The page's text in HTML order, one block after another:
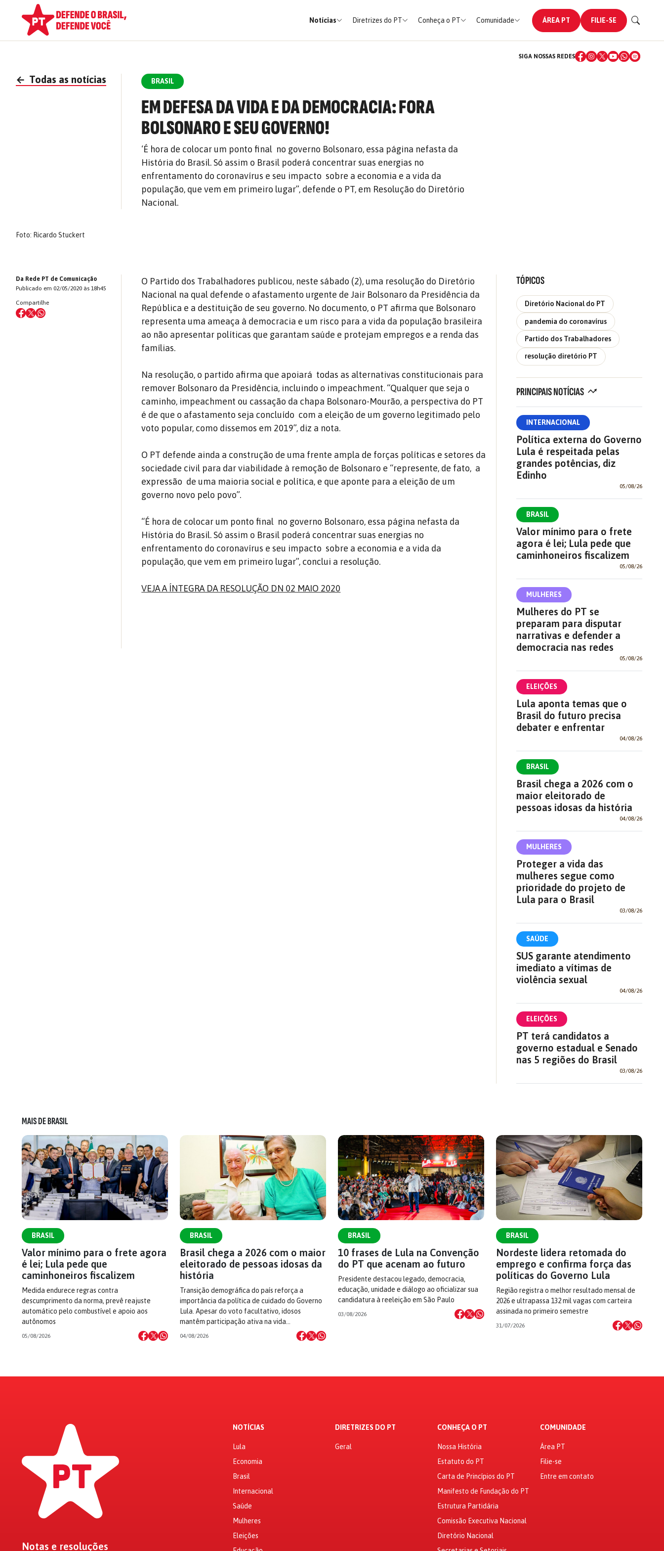
Notícias Diretrizes do PT Conheça o PT Comunidade ÁREA PT FILIE-SE
SIGA NOSSAS REDES
← Todas as notícias BRASIL
EM DEFESA DA VIDA E DA DEMOCRACIA: FORA
BOLSONARO E SEU GOVERNO!
‘É hora de colocar um ponto final no governo Bolsonaro, essa página nefasta da
História do Brasil. Só assim o Brasil poderá concentrar suas energias no
enfrentamento do coronavírus e seu impacto sobre a economia e a vida da
população, que vem em primeiro lugar”, defende o PT, em Resolução do Diretório
Nacional.
Foto: Ricardo Stuckert
Da Rede PT de Comunicação
Publicado em 02/05/2020 às 18h45
Compartilhe
O Partido dos Trabalhadores publicou, neste sábado (2), uma resolução do Diretório
Nacional na qual defende o afastamento urgente de Jair Bolsonaro da Presidência da
República e a destituição de seu governo. No documento, o PT afirma que Bolsonaro
representa uma ameaça à democracia e um risco para a vida da população brasileira
ao não apresentar políticas que garantam saúde e protejam empregos e a renda das
famílias.
Na resolução, o partido afirma que apoiará todas as alternativas constitucionais para
remover Bolsonaro da Presidência, incluindo o impeachment. “Qualquer que seja o
caminho, impeachment ou cassação da chapa Bolsonaro-Mourão, a perspectiva do PT
é de que o afastamento seja concluído com a eleição de um governo legitimado pelo
voto popular, como dissemos em 2019”, diz a nota.
O PT defende ainda a construção de uma frente ampla de forças políticas e setores da
sociedade civil para dar viabilidade à remoção de Bolsonaro e “represente, de fato, a
expressão de uma maioria social e política, e que aponte para a eleição de um
governo novo pelo povo”.
“É hora de colocar um ponto final no governo Bolsonaro, essa página nefasta da
História do Brasil. Só assim o Brasil poderá concentrar suas energias no
enfrentamento do coronavírus e seu impacto sobre a economia e a vida da
população, que vem em primeiro lugar”, conclui a resolução.
VEJA A ÍNTEGRA DA RESOLUÇÃO DN 02 MAIO 2020
TÓPICOS
Diretório Nacional do PT
pandemia do coronavírus
Partido dos Trabalhadores
resolução diretório PT
PRINCIPAIS NOTÍCIAS
INTERNACIONAL
Política externa do Governo
Lula é respeitada pelas
grandes potências, diz
Edinho
05/08/26
BRASIL
Valor mínimo para o frete
agora é lei; Lula pede que
caminhoneiros fiscalizem
05/08/26
MULHERES
Mulheres do PT se
preparam para disputar
narrativas e defender a
democracia nas redes
05/08/26
ELEIÇÕES
Lula aponta temas que o
Brasil do futuro precisa
debater e enfrentar
04/08/26
BRASIL
Brasil chega a 2026 com o
maior eleitorado de
pessoas idosas da história
04/08/26
MULHERES
Proteger a vida das
mulheres segue como
prioridade do projeto de
Lula para o Brasil
03/08/26
SAÚDE
SUS garante atendimento
imediato a vítimas de
violência sexual
04/08/26
ELEIÇÕES
PT terá candidatos a
governo estadual e Senado
nas 5 regiões do Brasil
03/08/26
MAIS DE BRASIL
BRASIL
Valor mínimo para o frete agora
é lei; Lula pede que
caminhoneiros fiscalizem
Medida endurece regras contra
descumprimento da norma, prevê reajuste
automático pelo combustível e apoio aos
autônomos
05/08/2026
BRASIL
Brasil chega a 2026 com o maior
eleitorado de pessoas idosas da
história
Transição demográfica do país reforça a
importância da política de cuidado do Governo
Lula. Apesar do voto facultativo, idosos
mantêm participação ativa na vida…
04/08/2026
BRASIL
10 frases de Lula na Convenção
do PT que acenam ao futuro
Presidente destacou legado, democracia,
educação, unidade e diálogo ao oficializar sua
candidatura à reeleição em São Paulo
03/08/2026
BRASIL
Nordeste lidera retomada do
emprego e confirma força das
políticas do Governo Lula
Região registra o melhor resultado mensal de
2026 e ultrapassa 132 mil vagas com carteira
assinada no primeiro semestre
31/07/2026
Notas e resoluções
NOTÍCIAS
Lula
Economia
Brasil
Internacional
Saúde
Mulheres
Eleições
DIRETRIZES DO PT
Geral
CONHEÇA O PT
Nossa História
Estatuto do PT
Carta de Princípios do PT
Manifesto de Fundação do PT
Estrutura Partidária
Comissão Executiva Nacional
Diretório Nacional
COMUNIDADE
Área PT
Filie-se
Entre em contato